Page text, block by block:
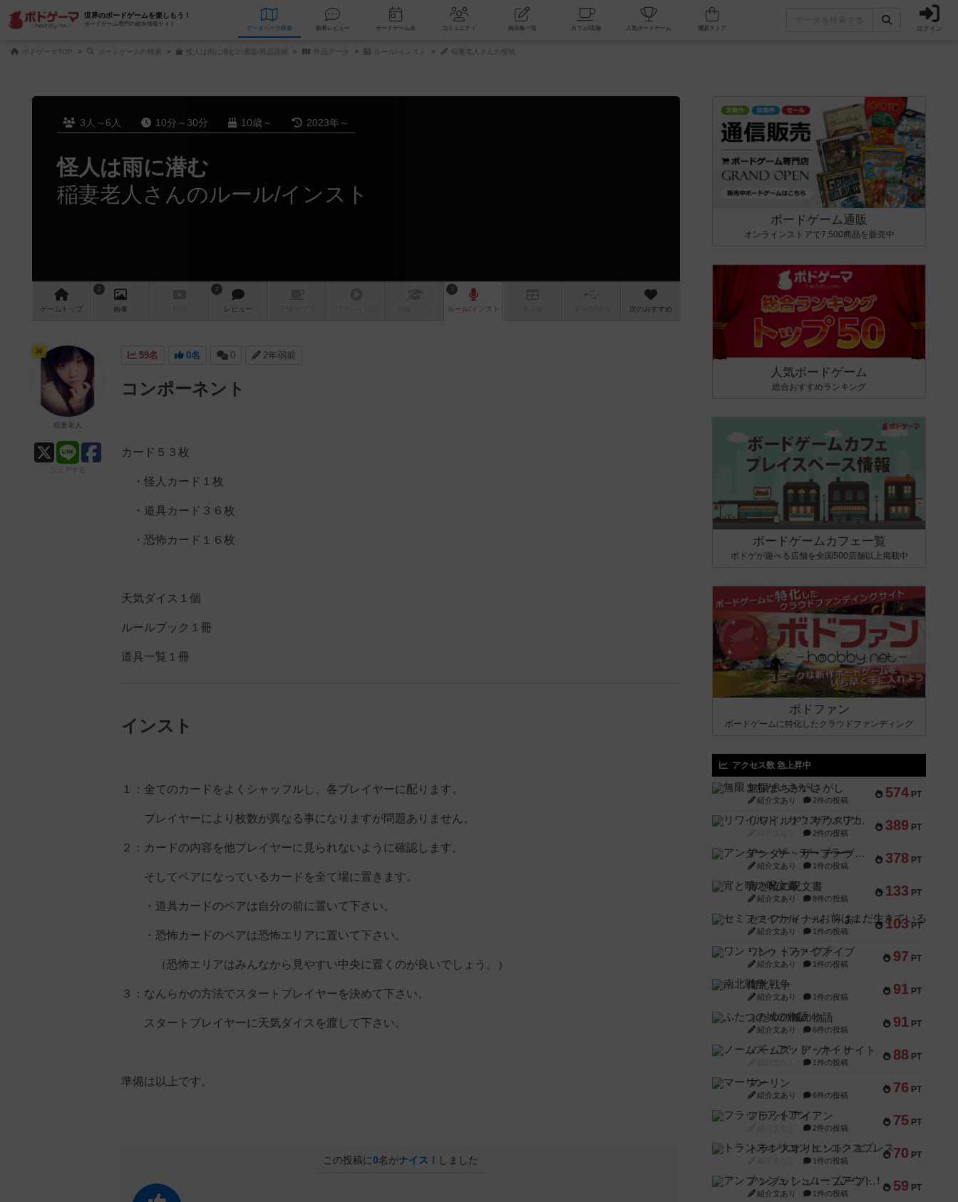
世界のボードゲームを楽しもう！
ボードゲーム専門の総合情報サイト
データベース 検索 新着レビュー ボードゲーム会 コミュニティ 掲示板一覧 カフェ/店舗 人気ボードゲーム ログイン
ボドゲーマTOP ボードゲームの検索 怪人は雨に潜むの通販/商品詳細 作品データ ルール/インスト 稲妻老人さんの投稿
3人～6人 10分～30分 10歳～ 2023年～
怪人は雨に潜む
稲妻老人さんのルール/インスト
ゲーム トップ
2
画像
2
レビュー
1
ルール/インスト 次のおすすめ
59名 0名 0 2年弱前
コンポーネント
カード５３枚
・怪人カード１枚
・道具カード３６枚
・恐怖カード１６枚
天気ダイス１個
ルールブック１冊
道具一覧１冊
インスト
１：全てのカードをよくシャッフルし、各プレイヤーに配ります。
プレイヤーにより枚数が異なる事になりますが問題ありません。
２：カードの内容を他プレイヤーに見られないように確認します。
そしてペアになっているカードを全て場に置きます。
・道具カードのペアは自分の前に置いて下さい。
・恐怖カードのペアは恐怖エリアに置いて下さい。
（恐怖エリアはみんなから見やすい中央に置くのが良いでしょう。）
３：なんらかの方法でスタートプレイヤーを決めて下さい。
スタートプレイヤーに天気ダイスを渡して下さい。
準備は以上です。
この投稿に0名がナイス！ しました
神
稲妻老人
シェアする
ボードゲーム通販
オンラインストアで7,500商品を販売中
人気ボードゲーム
総合おすすめランキング
ボードゲームカフェ一覧
ボドゲが遊べる店舗を全国500店舗以上掲載中
ボドファン
ボードゲームに特化したクラウドファンディング
アクセス数 急上昇中
574 PT
無限まちがいさがし
紹介文あり 2件の投稿
389 PT
リワイルド：サウスアメリカ
2件の投稿
378 PT
アンダー・ザ・テーブラー
紹介文あり 1件の投稿
133 PT
宵と暁の呪文書
紹介文あり 8件の投稿
103 PT
セミファイナル ～お前はまだ生きている～
紹介文あり 1件の投稿
97 PT
ワン・トゥ・ファイブ
紹介文あり 1件の投稿
91 PT
南北戦争
紹介文あり 1件の投稿
91 PT
ふたつの城の物語
紹介文あり 6件の投稿
88 PT
ノームズ・アット・ナイト
1件の投稿
76 PT
マーリン
紹介文あり 6件の投稿
75 PT
フラットアイアン
2件の投稿
70 PT
トランスオリエント・エクスプレス
1件の投稿
59 PT
アンブッシュ！：ムーブアウト！
紹介文あり 1件の投稿